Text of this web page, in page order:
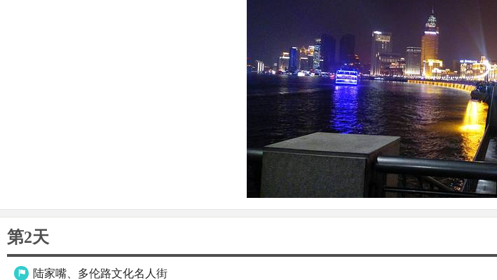
第2天
 陆家嘴、多伦路文化名人街